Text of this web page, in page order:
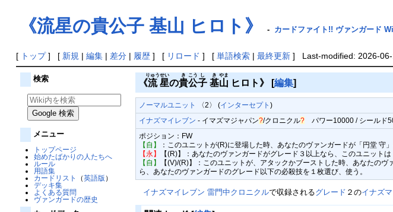
《流星の貴公子 基山 ヒロト》 - カードファイト!! ヴァンガード
[ トップ] [ 新規 | 編集| 差分| 履歴] [ リロード ] [ 単語検索| 最終更新] Last-modified: 2026-06-
検索
メニュー
トップページ
始めたばかりの人たちへ
ルール
用語集
カードリスト
（英語版 ）
デッキ集
よくある質問
ヴァンガードの歴史
《流
りゅう
星
せい
の貴
き
公
こう
子
し
基
き
山
やま
ヒロト》 [編集]
ノーマルユニット 〈2〉 (インターセプト)
イナズマイレブン - イマズマジャパン?/クロニクル? パワー10000 / シールド
ポジション：FW
【自】
：このユニットが(R)に登場した時、あなたのヴァンガードが「円堂 守
【永】
【(R)】：あなたのヴァンガードがグレード３以上なら、このユニットは
【自】
【(V)/(R)】：このユニットが、アタックかブーストした時、あなたの
ら、あなたのヴァンガードのグレード以下の必殺技を１枚選び、使う。
イナズマイレブン 雷門中クロニクルで収録されるグレード ２のイナズ